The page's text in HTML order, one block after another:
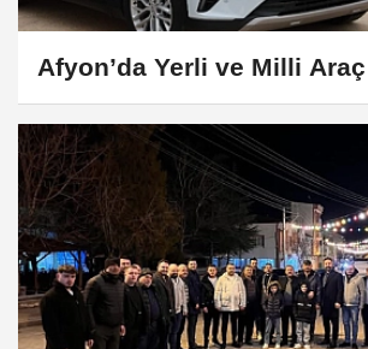
Afyon’da Yerli ve Milli